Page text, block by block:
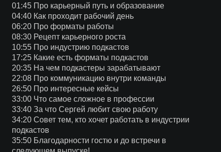
01:45 Про карьерный путь и образование
04:40 Как проходит рабочий день
06:20 Про форматы работы
08:30 Рецепт карьерного роста
10:55 Про индустрию подкастов
17:25 Какие есть форматы подкастов
20:35 На чем подкастеры зарабатывают
22:08 Про коммуникацию внутри команды
26:50 Про интересные кейсы
33:00 Что самое сложное в профессии
33:40 За что Сергей любит свою работу
34:20 Совет тем, кто хочет работать в индустрии
подкастов
35:50 Благодарности гостю и до встречи в